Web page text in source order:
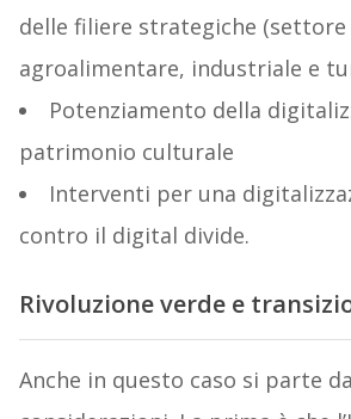
delle filiere strategiche (settore
agroalimentare, industriale e
Potenziamento della
patrimonio culturale
Interventi per una
contro il digital divide.
Rivoluzione verde e
Anche in questo caso si parte